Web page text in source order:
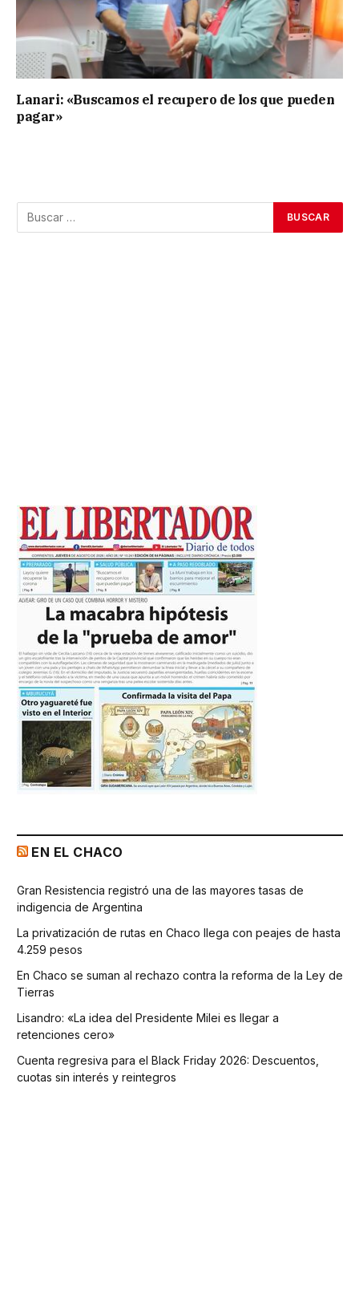
Lanari: «Buscamos el recupero de los que pueden
pagar»
EN EL CHACO
Gran Resistencia registró una de las mayores tasas de
indigencia de Argentina
La privatización de rutas en Chaco llega con peajes de hasta
4.259 pesos
En Chaco se suman al rechazo contra la reforma de la Ley de
Tierras
Lisandro: «La idea del Presidente Milei es llegar a
retenciones cero»
Cuenta regresiva para el Black Friday 2026: Descuentos,
cuotas sin interés y reintegros